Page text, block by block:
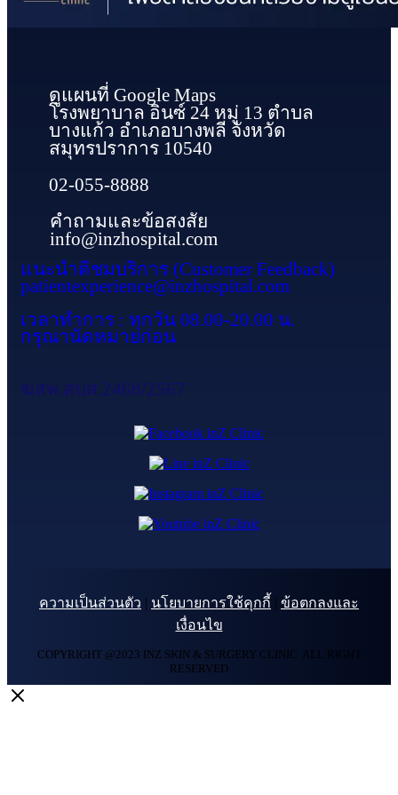
ดูแผนที่ Google Maps
โรงพยาบาล อินซ์ 24 หมู่ 13 ตำบล
บางแก้ว อำเภอบางพลี จังหวัด
สมุทรปราการ 10540
02-055-8888
คำถามและข้อสงสัย
info@inzhospital.com
แนะนำติชมบริการ (Customer Feedback)
patientexperience@inzhospital.com
เวลาทำการ : ทุกวัน 08.00-20.00 น.
กรุณานัดหมายก่อน
ฆสพ.สบส.2468/2567
ความเป็นส่วนตัว | นโยบายการใช้คุกกี้ | ข้อตกลงและ
เงื่อนไข
COPYRIGHT @2023 INZ SKIN & SURGERY CLINIC. ALL RIGHT
RESERVED